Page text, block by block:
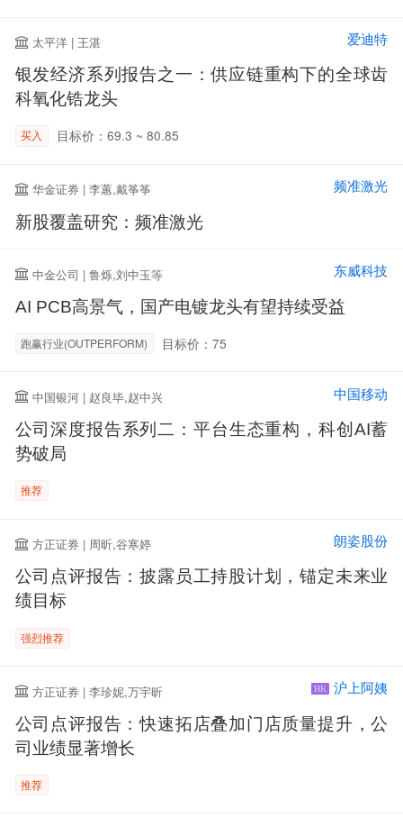
太平洋 | 王湛 爱迪特
银发经济系列报告之一：供应链重构下的全球齿
科氧化锆龙头
买入 目标价：69.3 ~ 80.85
华金证券 | 李蕙,戴筝筝 频准激光
新股覆盖研究：频准激光
中金公司 | 鲁烁,刘中玉等 东威科技
AI PCB高景气，国产电镀龙头有望持续受益
跑赢行业(OUTPERFORM) 目标价：75
中国银河 | 赵良毕,赵中兴 中国移动
公司深度报告系列二：平台生态重构，科创AI蓄
势破局
推荐
方正证券 | 周昕,谷寒婷 朗姿股份
公司点评报告：披露员工持股计划，锚定未来业
绩目标
强烈推荐
方正证券 | 李珍妮,万宇昕 HK 沪上阿姨
公司点评报告：快速拓店叠加门店质量提升，公
司业绩显著增长
推荐